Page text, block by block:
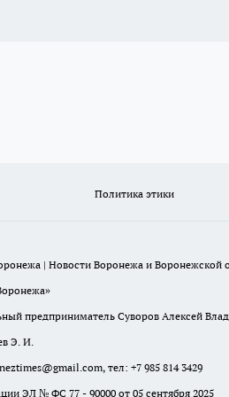
Политика этики
| Новости Воронежа и Воронежской
предприниматель Суворов Алексей
Э. И.
тел: +7 985 814 3429
ЭЛ № ФС 77 - 90000 от 05 сентября 2025